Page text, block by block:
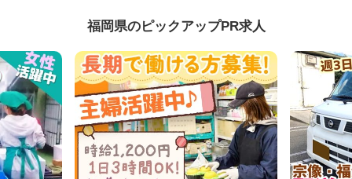
福岡県のピックアップPR求人